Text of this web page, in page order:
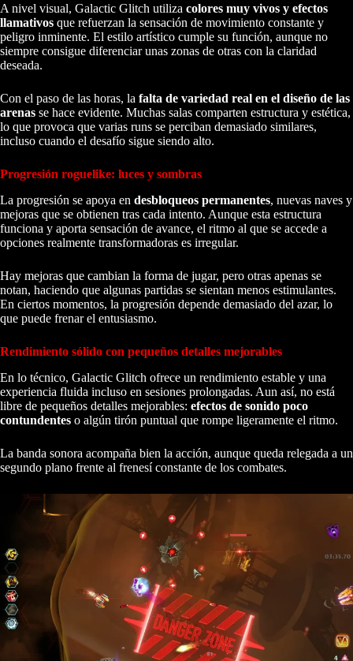
A nivel visual, Galactic Glitch utiliza colores muy vivos y efectos
llamativos que refuerzan la sensación de movimiento constante y
peligro inminente. El estilo artístico cumple su función, aunque no
siempre consigue diferenciar unas zonas de otras con la claridad
deseada.
Con el paso de las horas, la falta de variedad real en el diseño de las
arenas se hace evidente. Muchas salas comparten estructura y estética,
lo que provoca que varias runs se perciban demasiado similares,
incluso cuando el desafío sigue siendo alto.
Progresión roguelike: luces y sombras
La progresión se apoya en desbloqueos permanentes, nuevas naves y
mejoras que se obtienen tras cada intento. Aunque esta estructura
funciona y aporta sensación de avance, el ritmo al que se accede a
opciones realmente transformadoras es irregular.
Hay mejoras que cambian la forma de jugar, pero otras apenas se
notan, haciendo que algunas partidas se sientan menos estimulantes.
En ciertos momentos, la progresión depende demasiado del azar, lo
que puede frenar el entusiasmo.
Rendimiento sólido con pequeños detalles mejorables
En lo técnico, Galactic Glitch ofrece un rendimiento estable y una
experiencia fluida incluso en sesiones prolongadas. Aun así, no está
libre de pequeños detalles mejorables: efectos de sonido poco
contundentes o algún tirón puntual que rompe ligeramente el ritmo.
La banda sonora acompaña bien la acción, aunque queda relegada a un
segundo plano frente al frenesí constante de los combates.